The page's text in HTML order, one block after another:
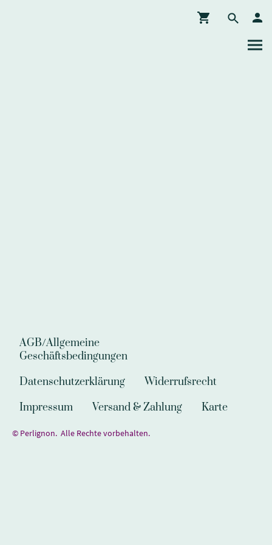
AGB/Allgemeine
Geschäftsbedingungen
Datenschutzerklärung
Widerrufsrecht
Impressum
Versand & Zahlung Karte
© Perlignon. Alle Rechte vorbehalten.